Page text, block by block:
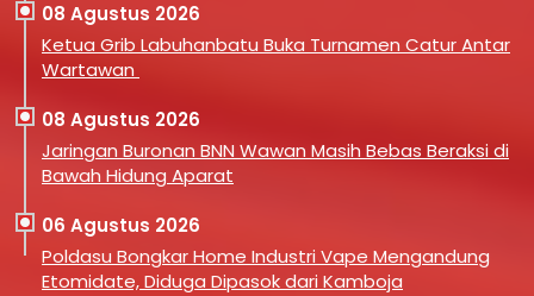
08 Agustus 2026
Ketua Grib Labuhanbatu Buka Turnamen Catur Antar
Wartawan
08 Agustus 2026
Jaringan Buronan BNN Wawan Masih Bebas Beraksi di
Bawah Hidung Aparat
06 Agustus 2026
Poldasu Bongkar Home Industri Vape Mengandung
Etomidate, Diduga Dipasok dari Kamboja